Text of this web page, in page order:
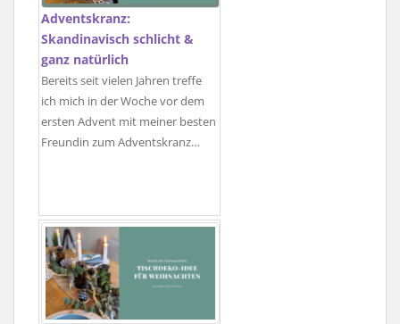
Adventskranz:
Skandinavisch schlicht &
ganz natürlich
Bereits seit vielen Jahren treffe
ich mich in der Woche vor dem
ersten Advent mit meiner besten
Freundin zum Adventskranz…